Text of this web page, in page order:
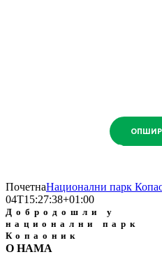
ПочетнаНационални парк
04T15:27:38+01:00
Добродошли у
национални парк
Копаоник
О НАМА